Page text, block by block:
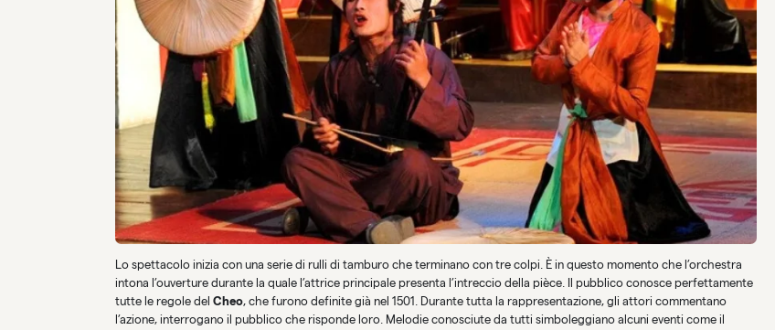
Lo spettacolo inizia con una serie di rulli di tamburo che terminano con tre colpi. È in questo momento che l’orchestra
intona l’ouverture durante la quale l’attrice principale presenta l’intreccio della pièce. Il pubblico conosce perfettamente
tutte le regole del Cheo, che furono definite già nel 1501. Durante tutta la rappresentazione, gli attori commentano
l’azione, interrogano il pubblico che risponde loro. Melodie conosciute da tutti simboleggiano alcuni eventi come il